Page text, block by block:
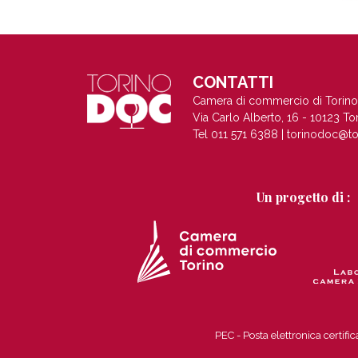
CONTATTI
Camera di commercio di Torino
Via Carlo Alberto, 16 - 10123
Tel 011 571 6388 |
Un progetto di :
PEC - Posta elettronica